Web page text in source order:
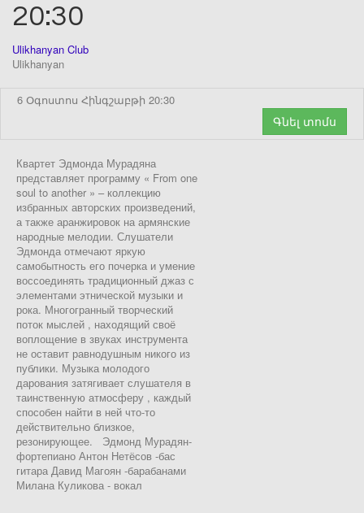
20:30
Ulikhanyan Club
Ulikhanyan
6 Օգոստոս Հինգշաբթի 20:30
Գնել տոմս
Квартет Эдмонда Мурадяна
представляет программу « From one
soul to another » – коллекцию
избранных авторских произведений,
а также аранжировок на армянские
народные мелодии. Слушатели
Эдмонда отмечают яркую
самобытность его почерка и умение
воссоединять традиционный джаз с
элементами этнической музыки и
рока. Многогранный творческий
поток мыслей , находящий своё
воплощение в звуках инструмента
не оставит равнодушным никого из
публики. Музыка молодого
дарования затягивает слушателя в
таинственную атмосферу , каждый
способен найти в ней что-то
действительно близкое,
резонирующее. Эдмонд Мурадян-
фортепиано Антон Нетёсов -бас
гитара Давид Магоян -барабанами
Милана Куликова - вокал